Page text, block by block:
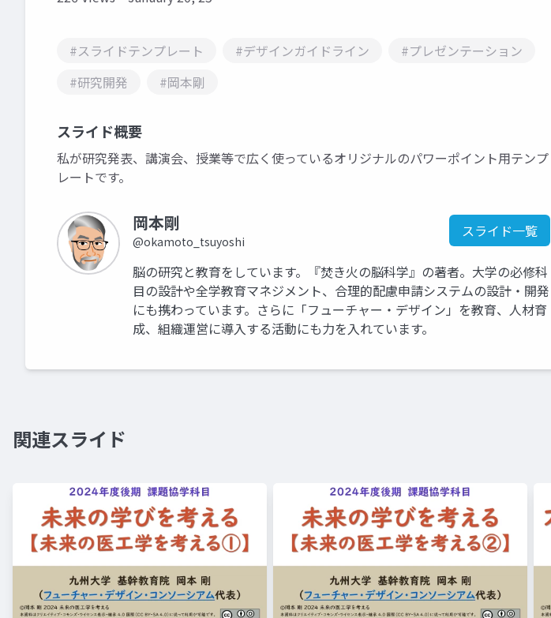
#スライドテンプレート #デザインガイドライン
#プレゼンテーション
#研究開発
#岡本剛
スライド概要
私が研究発表、講演会、授業等で広く使っているオリジナルのパワーポイント用テンプ
レートです。
岡本剛
@okamoto_tsuyoshi
スライド一覧
脳の研究と教育をしています。『焚き火の脳科学』の著者。大学の必修科
目の設計や全学教育マネジメント、合理的配慮申請システムの設計・開発
にも携わっています。さらに「フューチャー・デザイン」を教育、人材育
成、組織運営に導入する活動にも力を入れています。
関連スライド